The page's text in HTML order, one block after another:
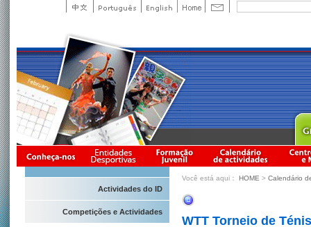
Actividades do ID
Competições e Actividades
Você está aqui： HOME > Calendário
WTT Torneio de